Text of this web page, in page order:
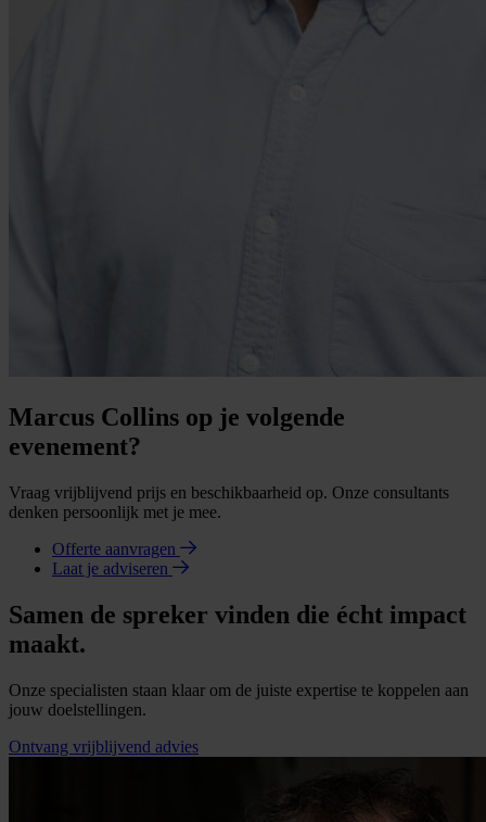
Marcus Collins op je volgende
evenement?
Vraag vrijblijvend prijs en beschikbaarheid op. Onze consultants
denken persoonlijk met je mee.
Offerte aanvragen
Laat je adviseren
Samen de spreker vinden die écht impact
maakt.
Onze specialisten staan klaar om de juiste expertise te koppelen aan
jouw doelstellingen.
Ontvang vrijblijvend advies